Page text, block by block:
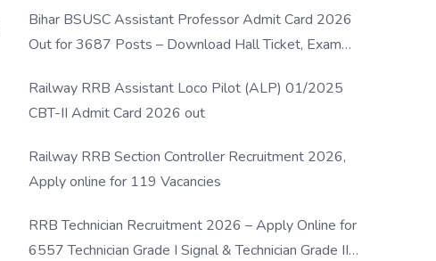
Bihar BSUSC Assistant Professor Admit Card 2026
Out for 3687 Posts – Download Hall Ticket, Exam
Railway RRB Assistant Loco Pilot (ALP) 01/2025
CBT-II Admit Card 2026 out
Railway RRB Section Controller Recruitment 2026,
Apply online for 119 Vacancies
RRB Technician Recruitment 2026 – Apply Online for
6557 Technician Grade I Signal & Technician Grade III